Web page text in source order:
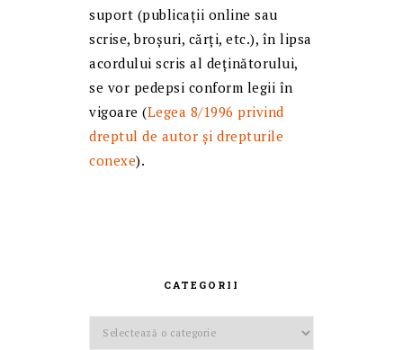
suport (publicații online sau
scrise, broșuri, cărți, etc.), în lipsa
acordului scris al deținătorului,
se vor pedepsi conform legii în
vigoare (Legea 8/1996 privind
dreptul de autor și drepturile
conexe).
CATEGORII
Categorii